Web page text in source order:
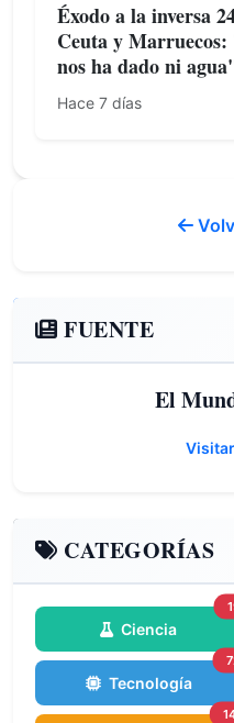
Éxodo a la inversa
Ceuta y Marruecos:
nos ha dado ni
Hace 7 días
FUENTE
El
CATEGORÍAS
Ciencia
Tecnología